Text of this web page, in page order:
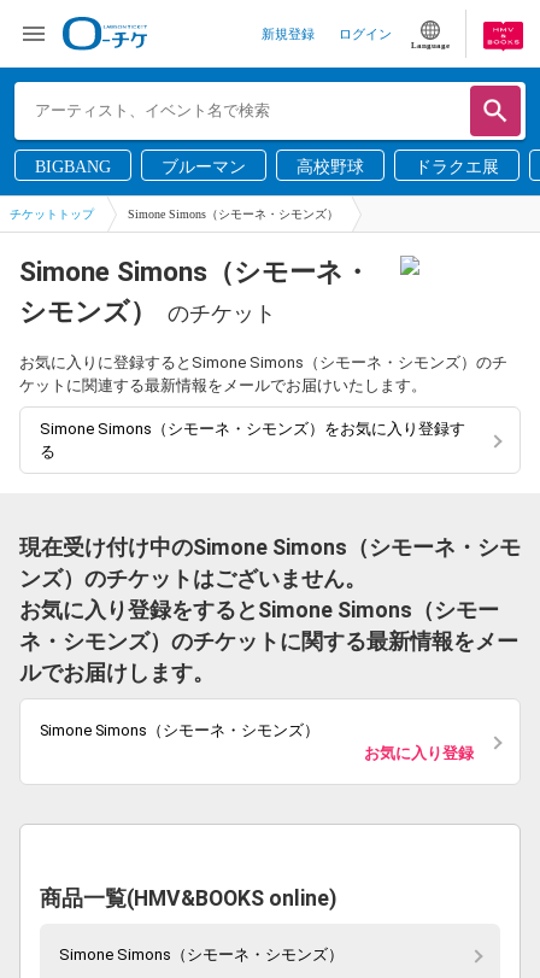
新規登録 ログイン
Language
BIGBANG ブルーマン 高校野球 ドラクエ展
チケットトップ Simone Simons（シモーネ・シモンズ）
Simone Simons（シモーネ・
シモンズ）
のチケット
お気に入りに登録するとSimone Simons（シモーネ・シモンズ）のチ
ケットに関連する最新情報をメールでお届けいたします。
Simone Simons（シモーネ・シモンズ）をお気に入り登録す
る
現在受け付け中のSimone Simons（シモーネ・シモ
ンズ）のチケットはございません。
お気に入り登録をするとSimone Simons（シモー
ネ・シモンズ）のチケットに関する最新情報をメー
ルでお届けします。
Simone Simons（シモーネ・シモンズ）
お気に入り登録
商品一覧(HMV&BOOKS online)
Simone Simons（シモーネ・シモンズ）